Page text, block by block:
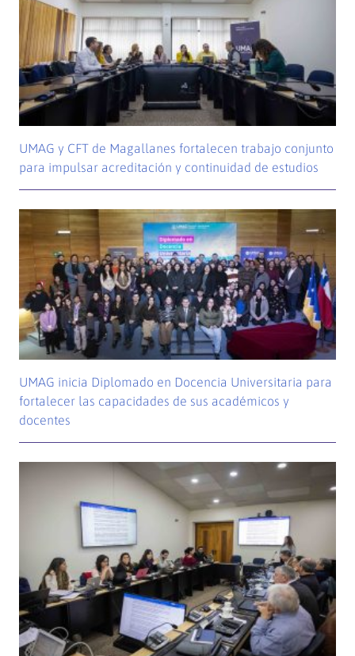
UMAG y CFT de Magallanes fortalecen trabajo conjunto
para impulsar acreditación y continuidad de estudios
UMAG inicia Diplomado en Docencia Universitaria para
fortalecer las capacidades de sus académicos y
docentes